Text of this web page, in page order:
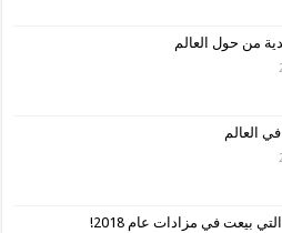
بيعت في مزادات عام 2018!